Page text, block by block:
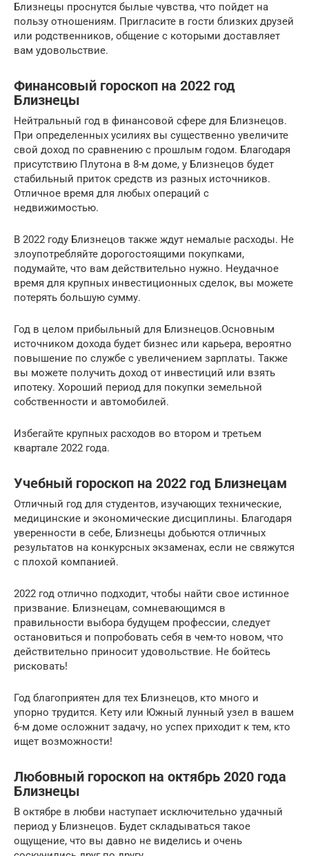
Близнецы проснутся былые чувства, что пойдет на
пользу отношениям. Пригласите в гости близких друзей
или родственников, общение с которыми доставляет
вам удовольствие.
Финансовый гороскоп на 2022 год
Близнецы
Нейтральный год в финансовой сфере для Близнецов.
При определенных усилиях вы существенно увеличите
свой доход по сравнению с прошлым годом. Благодаря
присутствию Плутона в 8-м доме, у Близнецов будет
стабильный приток средств из разных источников.
Отличное время для любых операций с
недвижимостью.
В 2022 году Близнецов также ждут немалые расходы. Не
злоупотребляйте дорогостоящими покупками,
подумайте, что вам действительно нужно. Неудачное
время для крупных инвестиционных сделок, вы можете
потерять большую сумму.
Год в целом прибыльный для Близнецов.Основным
источником дохода будет бизнес или карьера, вероятно
повышение по службе с увеличением зарплаты. Также
вы можете получить доход от инвестиций или взять
ипотеку. Хороший период для покупки земельной
собственности и автомобилей.
Избегайте крупных расходов во втором и третьем
квартале 2022 года.
Учебный гороскоп на 2022 год Близнецам
Отличный год для студентов, изучающих технические,
медицинские и экономические дисциплины. Благодаря
уверенности в себе, Близнецы добьются отличных
результатов на конкурсных экзаменах, если не свяжутся
с плохой компанией.
2022 год отлично подходит, чтобы найти свое истинное
призвание. Близнецам, сомневающимся в
правильности выбора будущем профессии, следует
остановиться и попробовать себя в чем-то новом, что
действительно приносит удовольствие. Не бойтесь
рисковать!
Год благоприятен для тех Близнецов, кто много и
упорно трудится. Кету или Южный лунный узел в вашем
6-м доме осложнит задачу, но успех приходит к тем, кто
ищет возможности!
Любовный гороскоп на октябрь 2020 года
Близнецы
В октябре в любви наступает исключительно удачный
период у Близнецов. Будет складываться такое
ощущение, что вы давно не виделись и очень